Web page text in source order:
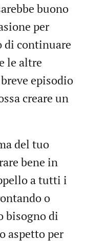
buono
per
di continuare
le altre
episodio
creare un
del tuo
bene in
a tutti i
o
bisogno di
aspetto per